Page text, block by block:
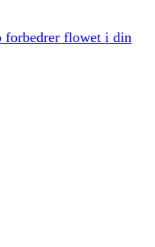
forbedrer flowet i din